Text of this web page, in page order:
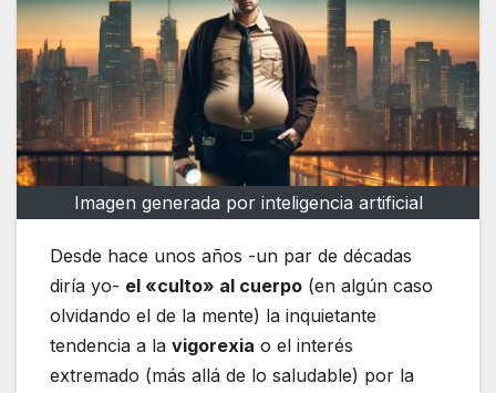
Imagen generada por inteligencia artificial
Desde hace unos años -un par de décadas
diría yo- el «culto» al cuerpo (en algún caso
olvidando el de la mente) la inquietante
tendencia a la vigorexia o el interés
extremado (más allá de lo saludable) por la